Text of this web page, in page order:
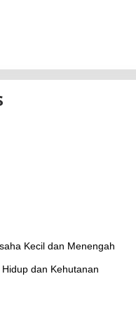
Kecil dan Menengah
dan Kehutanan